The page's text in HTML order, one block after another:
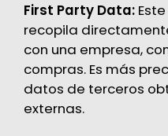
First Party Data:
recopila
con una empresa,
compras. Es más
datos de terceros
externas.